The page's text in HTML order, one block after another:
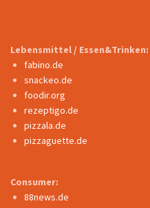
Lebensmittel / Essen&Trinken:
fabino.de
snackeo.de
foodir.org
rezeptigo.de
pizzala.de
pizzaguette.de
Consumer:
88news.de